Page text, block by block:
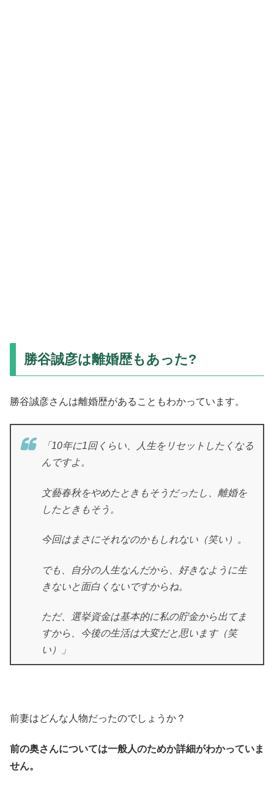
勝谷誠彦は離婚歴もあった?
勝谷誠彦さんは離婚歴があることもわかっています。
「10年に1回くらい、人生をリセットしたくなる
んですよ。
文藝春秋をやめたときもそうだったし、離婚を
したときもそう。
今回はまさにそれなのかもしれない（笑い）。
でも、自分の人生なんだから、好きなように生
きないと面白くないですからね。
ただ、選挙資金は基本的に私の貯金から出てま
すから、今後の生活は大変だと思います（笑
い）」
前妻はどんな人物だったのでしょうか？
前の奥さんについては一般人のためか詳細がわかっていま
せん。